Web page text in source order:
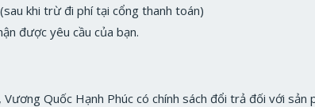
khi trừ đi phí tại cổng thanh toán)
được yêu cầu của bạn.
Quốc Hạnh Phúc có chính sách đổi trả đối với sản